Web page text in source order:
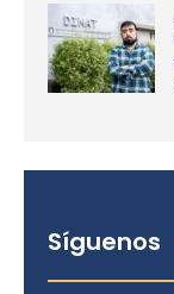
Síguenos